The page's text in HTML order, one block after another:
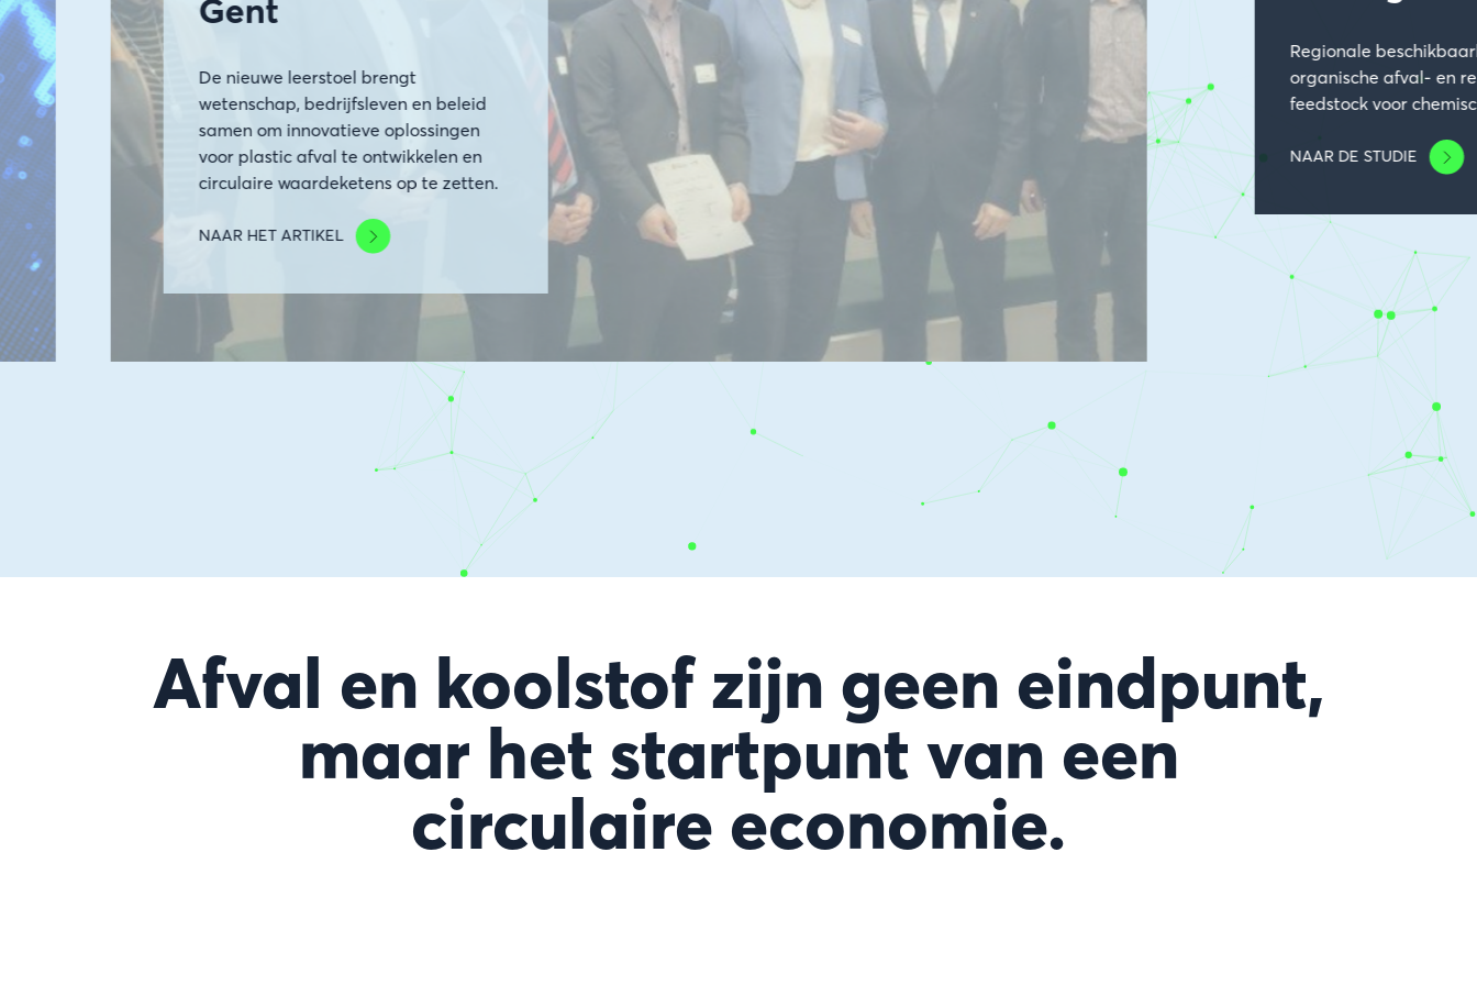
Gent
De nieuwe leerstoel brengt
wetenschap, bedrijfsleven en beleid
samen om innovatieve oplossingen
voor plastic afval te ontwikkelen en
circulaire waardeketens op te zetten.
NAAR HET ARTIKEL
Regionale
organische afval- en
feedstock voor
NAAR DE STUDIE
Afval en koolstof zijn geen eindpunt,
maar het startpunt van een
circulaire economie.